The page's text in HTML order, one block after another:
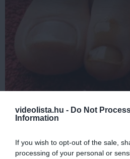
videolista.hu - Do Not
Information
If you wish to opt-out of the sale,
processing of your personal or
Fungus Is A Parasite, And It
Plain...
443 184 196